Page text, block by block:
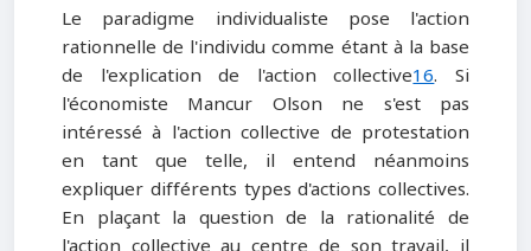
Le paradigme individualiste pose l'action
rationnelle de l'individu comme étant à la base
de l'explication de l'action collective16. Si
l'économiste Mancur Olson ne s'est pas
intéressé à l'action collective de protestation
en tant que telle, il entend néanmoins
expliquer différents types d'actions collectives.
En plaçant la question de la rationalité de